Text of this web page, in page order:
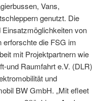
Vans,
genutzt. Die
von
erforschte die FSG im
mit Projektpartnern wie
und Raumfahrt e.V. (DLR)
und
BW GmbH. „Mit efleet